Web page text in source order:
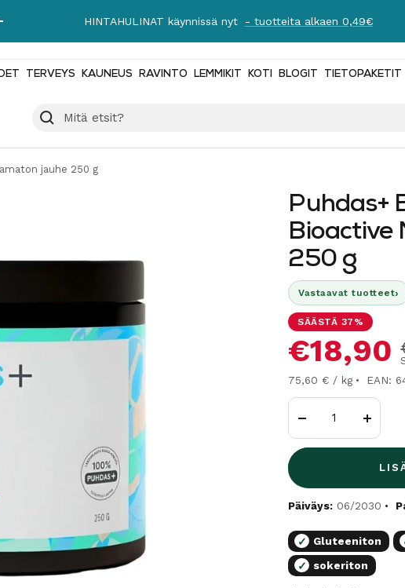
HINTAHULINAT käynnissä nyt - tuotteita alkaen 0,49€
TERVEYS KAUNEUS RAVINTO LEMMIKIT KOTI BLOGIT TIETOPAKETIT
jauhe 250 g
Puhdas+
Bioactive
250 g
Vastaavat tuotteet›
SÄÄSTÄ 37%
€18,90
75,60 € / kg
EAN:
Lisää
Päiväys: 06/2030
✓ Gluteeniton
✓
sokeriton